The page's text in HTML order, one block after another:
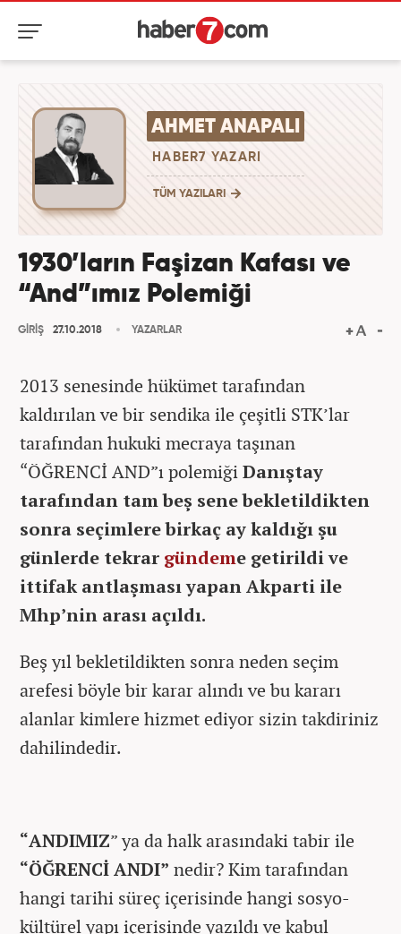
AHMET ANAPALI
HABER7 YAZARI
TÜM YAZILARI
1930’ların Faşizan Kafası ve
“And”ımız Polemiği
GİRİŞ 27.10.2018 YAZARLAR
2013 senesinde hükümet tarafından
kaldırılan ve bir sendika ile çeşitli STK’lar
tarafından hukuki mecraya taşınan
“ÖĞRENCİ AND”ı polemiğiDanıştay
tarafından tam beş sene bekletildikten
sonra seçimlere birkaç ay kaldığı şu
günlerde tekrar gündeme getirildi ve
ittifak antlaşması yapan Akparti ile
Mhp’nin arası açıldı.
Beş yıl bekletildikten sonra neden seçim
arefesi böyle bir karar alındı ve bu kararı
alanlar kimlere hizmet ediyor sizin takdiriniz
dahilindedir.
“ANDIMIZ” ya da halk arasındaki tabir ile
“ÖĞRENCİ ANDI” nedir? Kim tarafından
hangi tarihi süreç içerisinde hangi sosyo-
kültürel yapı içerisinde yazıldı ve kabul